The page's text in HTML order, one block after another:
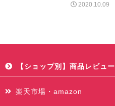
2020.10.09
【ショップ別】商品レビュー
楽天市場・amazon